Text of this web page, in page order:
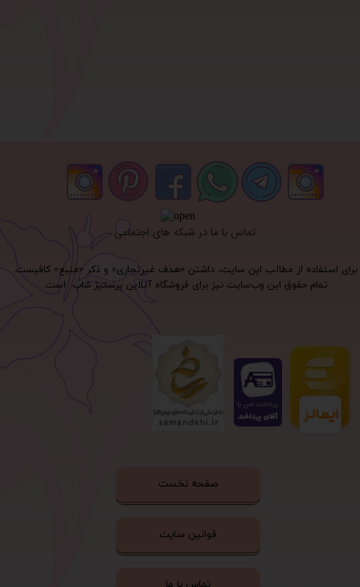
برای استفاده از مطالب این سایت، داشتن «هدف غیرتجاری» و ذکر «منبع» کافیست.
تمام حقوق اين وب‌سايت نیز برای فروشگاه آنلاین پرستیژ شاپ است.
تماس با ما در شبکه های اجتماعی
صفحه نخست
قوانین سایت